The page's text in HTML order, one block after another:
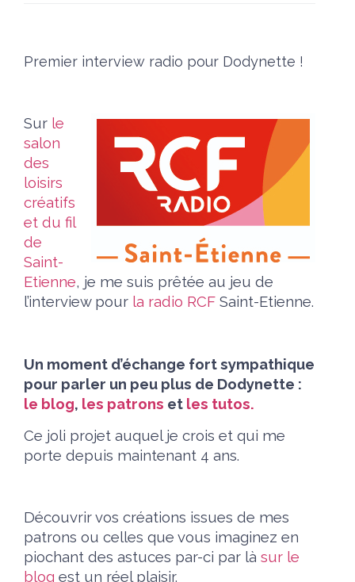
Premier interview radio pour Dodynette !
Sur le
salon
des
loisirs
créatifs
et du fil
de
Saint-
Etienne, je me suis prêtée au jeu de
l’interview pour la radio RCF Saint-Etienne.
Un moment d’échange fort sympathique
pour parler un peu plus de Dodynette :
le blog, les patrons et les tutos.
Ce joli projet auquel je crois et qui me
porte depuis maintenant 4 ans.
Découvrir vos créations issues de mes
patrons ou celles que vous imaginez en
piochant des astuces par-ci par là sur le
blog est un réel plaisir.